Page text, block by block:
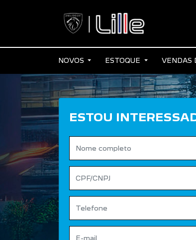
NOVOS ESTOQUE VENDAS
ESTOU